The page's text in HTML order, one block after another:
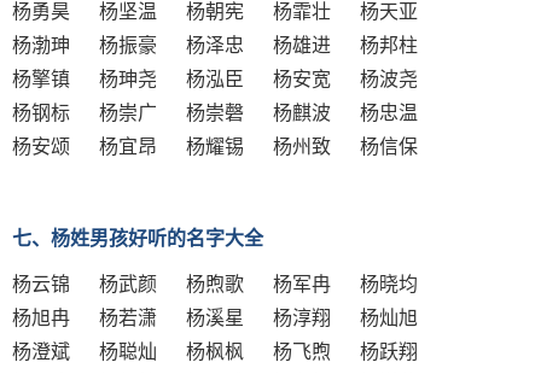
杨勇昊 杨坚温 杨朝宪 杨霏壮 杨天亚
杨渤珅 杨振豪 杨泽忠 杨雄进 杨邦柱
杨擎镇 杨珅尧 杨泓臣 杨安宽 杨波尧
杨钢标 杨崇广 杨崇磬 杨麒波 杨忠温
杨安颂 杨宜昂 杨耀锡 杨州致 杨信保
七、杨姓男孩好听的名字大全
杨云锦 杨武颜 杨煦歌 杨军冉 杨晓均
杨旭冉 杨若潇 杨溪星 杨淳翔 杨灿旭
杨澄斌 杨聪灿 杨枫枫 杨飞煦 杨跃翔